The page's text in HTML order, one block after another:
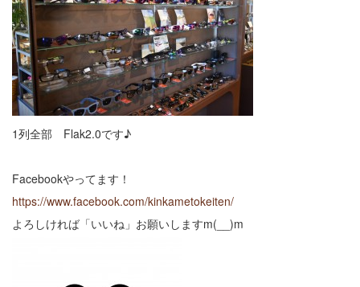
1列全部 Flak2.0です♪
Facebookやってます！
https://www.facebook.com/kinkametokeiten/
よろしければ「いいね」お願いしますm(__)m